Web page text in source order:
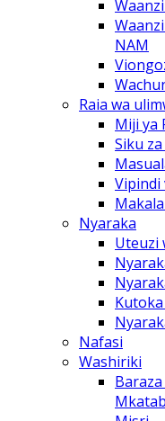
NAM
Raia wa
Miji ya
Siku
Vipindi
Nyaraka
Uteuzi
Nafasi
Washiriki